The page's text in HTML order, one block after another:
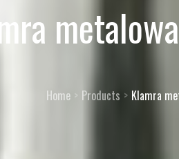
Home Products Klamra